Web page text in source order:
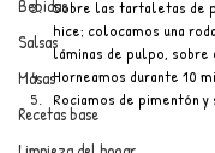
Bebidas
Salsas
Masas
Recetas base
Sobre las tartaletas de
hice; colocamos una
láminas de pulpo, sobre
Horneamos durante 10
Rociamos de pimentón y